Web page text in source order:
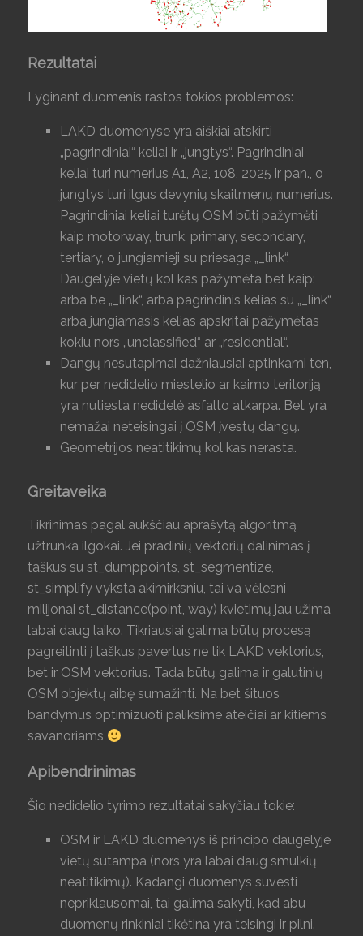
Rezultatai
Lyginant duomenis rastos tokios problemos:
LAKD duomenyse yra aiškiai atskirti
„pagrindiniai“ keliai ir „jungtys“. Pagrindiniai
keliai turi numerius A1, A2, 108, 2025 ir pan., o
jungtys turi ilgus devynių skaitmenų numerius.
Pagrindiniai keliai turėtų OSM būti pažymėti
kaip motorway, trunk, primary, secondary,
tertiary, o jungiamieji su priesaga „_link“.
Daugelyje vietų kol kas pažymėta bet kaip:
arba be „_link“, arba pagrindinis kelias su „_link“,
arba jungiamasis kelias apskritai pažymėtas
kokiu nors „unclassified“ ar „residential“.
Dangų nesutapimai dažniausiai aptinkami ten,
kur per nedidelio miestelio ar kaimo teritoriją
yra nutiesta nedidelė asfalto atkarpa. Bet yra
nemažai neteisingai į OSM įvestų dangų.
Geometrijos neatitikimų kol kas nerasta.
Greitaveika
Tikrinimas pagal aukščiau aprašytą algoritmą
užtrunka ilgokai. Jei pradinių vektorių dalinimas į
taškus su st_dumppoints, st_segmentize,
st_simplify vyksta akimirksniu, tai va vėlesni
milijonai st_distance(point, way) kvietimų jau užima
labai daug laiko. Tikriausiai galima būtų procesą
pagreitinti į taškus pavertus ne tik LAKD vektorius,
bet ir OSM vektorius. Tada būtų galima ir galutinių
OSM objektų aibę sumažinti. Na bet šituos
bandymus optimizuoti paliksime ateičiai ar kitiems
savanoriams
Apibendrinimas
Šio nedidelio tyrimo rezultatai sakyčiau tokie:
OSM ir LAKD duomenys iš principo daugelyje
vietų sutampa (nors yra labai daug smulkių
neatitikimų). Kadangi duomenys suvesti
nepriklausomai, tai galima sakyti, kad abu
duomenų rinkiniai tikėtina yra teisingi ir pilni.